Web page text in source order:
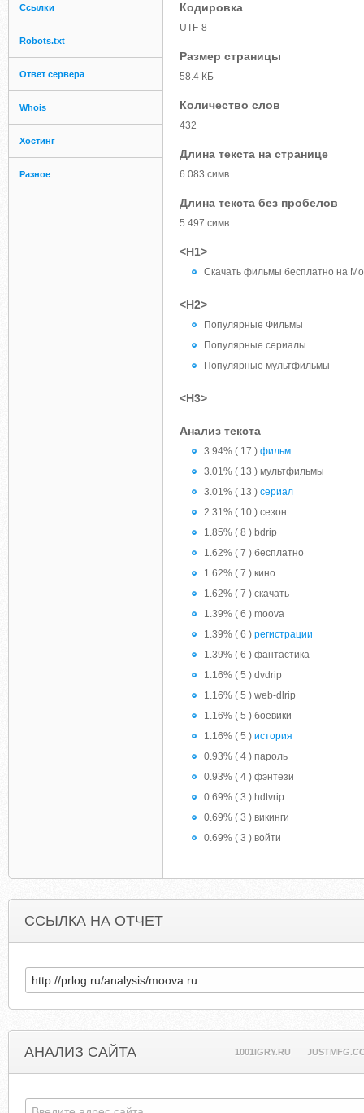
Ссылки
Robots.txt
Ответ сервера
Whois
Хостинг
Разное
Кодировка
UTF-8
Размер страницы
58.4 КБ
Количество слов
432
Длина текста на странице
6 083 симв.
Длина текста без пробелов
5 497 симв.
<H1>
Скачать фильмы бесплатно на
<H2>
Популярные Фильмы
Популярные сериалы
Популярные мультфильмы
<H3>
Анализ текста
3.94% ( 17 ) фильм
3.01% ( 13 ) мультфильмы
3.01% ( 13 ) сериал
2.31% ( 10 ) сезон
1.85% ( 8 ) bdrip
1.62% ( 7 ) бесплатно
1.62% ( 7 ) кино
1.62% ( 7 ) скачать
1.39% ( 6 ) moova
1.39% ( 6 ) регистрации
1.39% ( 6 ) фантастика
1.16% ( 5 ) dvdrip
1.16% ( 5 ) web-dlrip
1.16% ( 5 ) боевики
1.16% ( 5 ) история
0.93% ( 4 ) пароль
0.93% ( 4 ) фэнтези
0.69% ( 3 ) hdtvrip
0.69% ( 3 ) викинги
0.69% ( 3 ) войти
ССЫЛКА НА ОТЧЕТ
АНАЛИЗ САЙТА 1001IGRY.RU